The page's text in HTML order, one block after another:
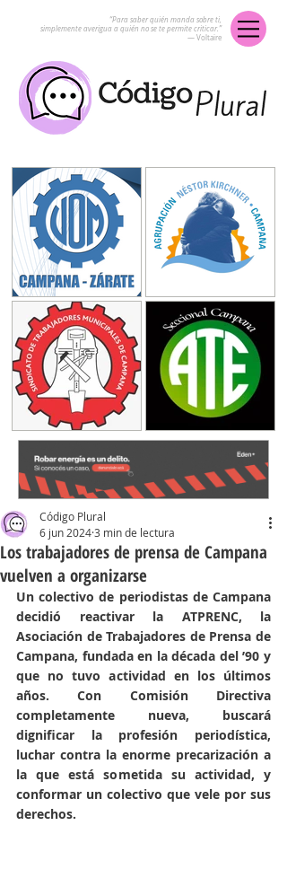
“Para saber quién manda sobre ti,
simplemente averigua a quién no se te permite criticar.”
― Voltaire
Los trabajadores de prensa de Campana
vuelven a organizarse
Código Plural
6 jun 20243 min de lectura
Un colectivo de periodistas de Campana
decidió reactivar la ATPRENC, la
Asociación de Trabajadores de Prensa de
Campana, fundada en la década del ’90 y
que no tuvo actividad en los últimos
años. Con Comisión Directiva
completamente nueva, buscará
dignificar la profesión periodística,
luchar contra la enorme precarización a
la que está sometida su actividad, y
conformar un colectivo que vele por sus
derechos.